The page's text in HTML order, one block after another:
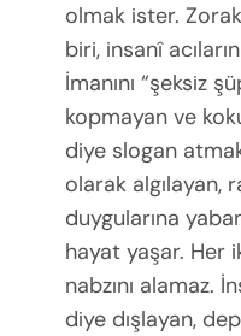
olmak ister.
biri, insanî
İmanını “şeksiz
kopmayan ve
diye slogan
olarak algılayan,
duygularına
hayat yaşar. Her
nabzını alamaz.
diye dışlayan,